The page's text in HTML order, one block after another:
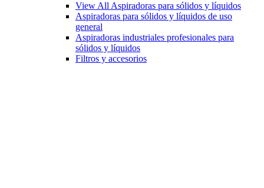
View All Aspiradoras para sólidos y líquidos
Aspiradoras para sólidos y líquidos de uso
general
Aspiradoras industriales profesionales para
sólidos y líquidos
Filtros y accesorios